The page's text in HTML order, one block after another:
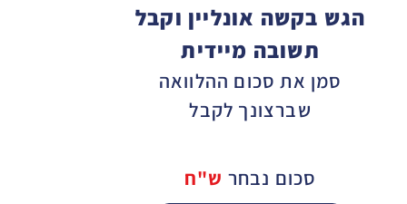
הגש בקשה אונליין וקבל
תשובה מיידית
סמן את סכום ההלוואה
שברצונך לקבל
סכום נבחר ש"ח